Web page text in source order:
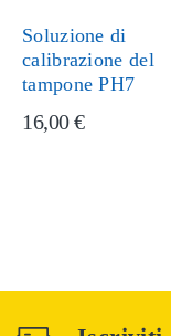
Soluzione di
calibrazione del
tampone PH7
16,00 €